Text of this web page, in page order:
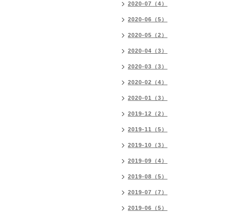
2020-07（4）
2020-06（5）
2020-05（2）
2020-04（3）
2020-03（3）
2020-02（4）
2020-01（3）
2019-12（2）
2019-11（5）
2019-10（3）
2019-09（4）
2019-08（5）
2019-07（7）
2019-06（5）